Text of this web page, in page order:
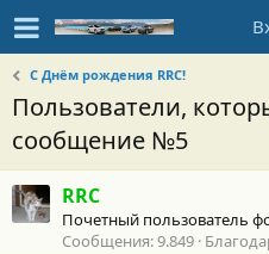
С Днём рождения RRC!
Пользователи,
сообщение №5
RRC
Почетный пользователь
Сообщения 9.849